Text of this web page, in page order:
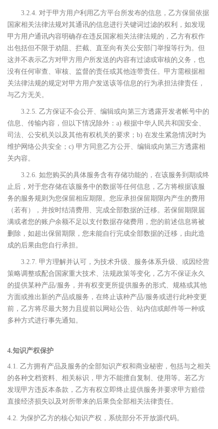
3.2.4. 对于甲方用户利用乙方平台所发布的信息，乙方保留依据
国家相关法律法规对其通讯的信息进行关键词过滤的权利，如发现
甲方用户通讯内容明确存在违反国家相关法律法规的，乙方有权作
出包括但不限于劝阻、拦截、直至向有关公安部门举报等行为。但
这并不表示乙方对甲方用户所发送的内容有过滤或审核的义务，也
没有任何审查、审核、监督的责任或其他连带责任。甲方需根据相
关法律法规的规定对甲方用户发送该等信息的行为承担法律责任，
与乙方无关。
3.2.5. 乙方保证不会公开、编辑或向第三方透露开发者帐号中的
信息、传输内容，但以下情况除外：a) 根据中华人民共和国安全、
司法、公安机关以及其他有权机关的要求；b) 在发生紧急情况时为
维护网络公共安全；c) 甲方同意乙方公开、编辑或向第三方透露相
关内容。
3.2.6. 如您购买的具体服务含有存储功能的，在该服务到期或终
止后，对于您存储在该服务中的数据等任何信息，乙方将根据该服
务的服务规则为您保留相应期限。您应承担保留期限内产生的费用
（若有），并按时结清费用、完成全部数据的迁移。若保留期限届
满或者您的账户余额不足以支付数据存储费用，您的前述信息将被
删除，如超出保留期限，您未能自行完成全部数据的迁移，由此造
成的后果由您自行承担。
3.2.7. 甲方理解并认可，为技术升级、服务体系升级、或因经营
策略调整或配合国家重大技术、法规政策等变化，乙方不保证永久
的提供某种产品/服务，并有权变更所提供服务的形式、规格或其他
方面或推出新的产品或服务，在终止该种产品/服务或进行此种变更
前，乙方将尽最大努力且提前以网站公告、站内信或邮件等一种或
多种方式进行事先通知。
4.知识产权保护
4.1. 乙方拥有产品及服务的全部知识产权和商业秘密，包括与之相关
的各种文档资料、相关标识，甲方不能擅自复制、使用等。若乙方
发现甲方违反本条款，乙方有权立即终止提供服务并要求甲方赔偿
直接经济损失以及对所带来的后果负全部相关法律责任。
4.2. 为保护乙方的核心知识产权，系统部分不开放源代码。
提交
登录即时通讯云 登录客服云